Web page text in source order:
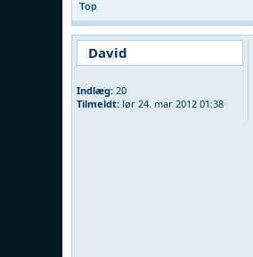
Top
David
Indlæg: 20
Tilmeldt: lør 24. mar 2012 01:38